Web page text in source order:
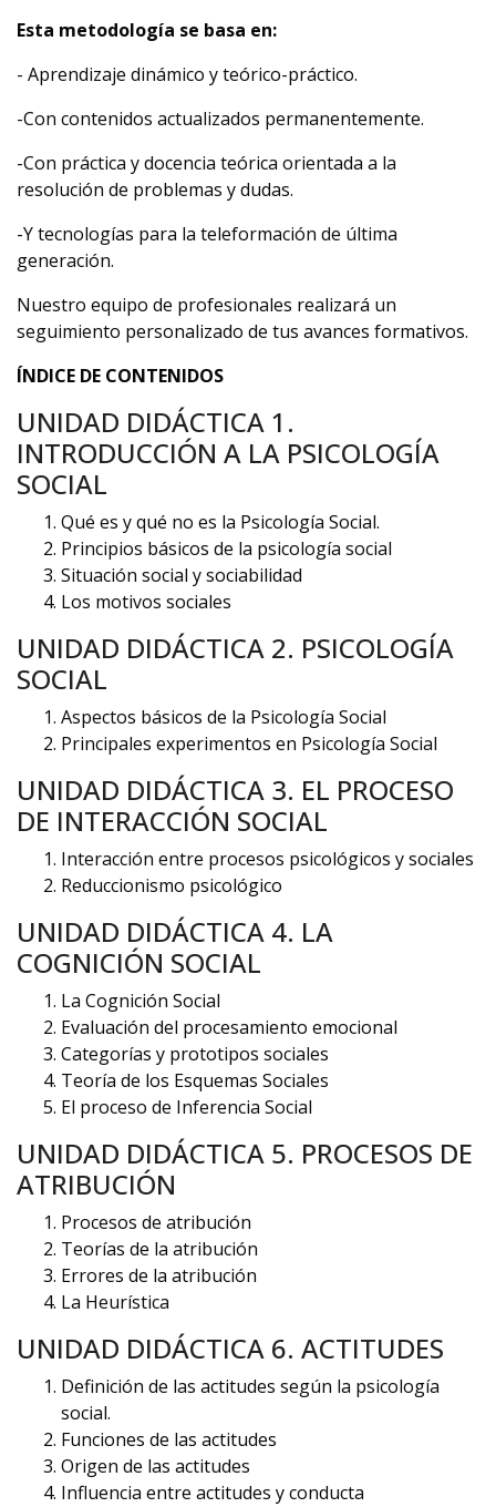
Esta metodología se basa en:
- Aprendizaje dinámico y teórico-práctico.
-Con contenidos actualizados permanentemente.
-Con práctica y docencia teórica orientada a la
resolución de problemas y dudas.
-Y tecnologías para la teleformación de última
generación.
Nuestro equipo de profesionales realizará un
seguimiento personalizado de tus avances formativos.
ÍNDICE DE CONTENIDOS
UNIDAD DIDÁCTICA 1.
INTRODUCCIÓN A LA PSICOLOGÍA
SOCIAL
Qué es y qué no es la Psicología Social.
Principios básicos de la psicología social
Situación social y sociabilidad
Los motivos sociales
UNIDAD DIDÁCTICA 2. PSICOLOGÍA
SOCIAL
Aspectos básicos de la Psicología Social
Principales experimentos en Psicología Social
UNIDAD DIDÁCTICA 3. EL PROCESO
DE INTERACCIÓN SOCIAL
Interacción entre procesos psicológicos y sociales
Reduccionismo psicológico
UNIDAD DIDÁCTICA 4. LA
COGNICIÓN SOCIAL
La Cognición Social
Evaluación del procesamiento emocional
Categorías y prototipos sociales
Teoría de los Esquemas Sociales
El proceso de Inferencia Social
UNIDAD DIDÁCTICA 5. PROCESOS DE
ATRIBUCIÓN
Procesos de atribución
Teorías de la atribución
Errores de la atribución
La Heurística
UNIDAD DIDÁCTICA 6. ACTITUDES
Definición de las actitudes según la psicología
social.
Funciones de las actitudes
Origen de las actitudes
Influencia entre actitudes y conducta